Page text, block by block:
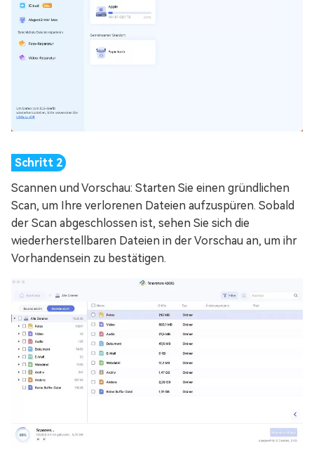
Scannen und Vorschau: Starten Sie einen gründlichen
Scan, um Ihre verlorenen Dateien aufzuspüren. Sobald
der Scan abgeschlossen ist, sehen Sie sich die
wiederherstellbaren Dateien in der Vorschau an, um ihr
Vorhandensein zu bestätigen.